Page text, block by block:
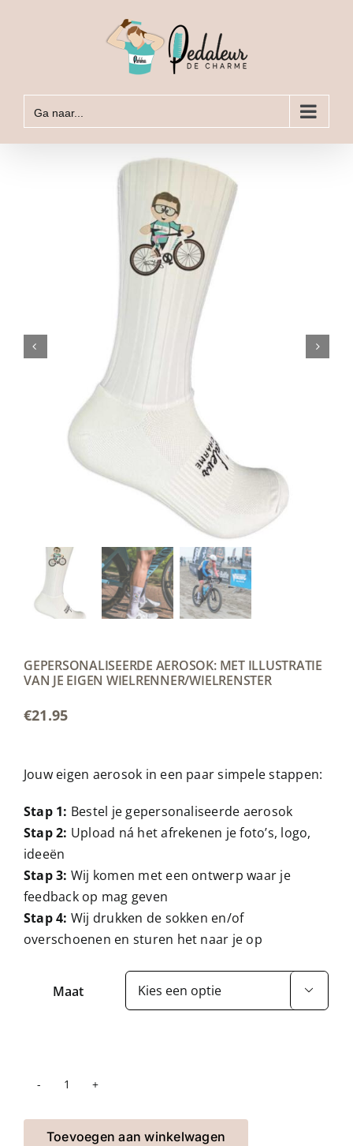
Ga naar...
GEPERSONALISEERDE AEROSOK: MET ILLUSTRATIE
VAN JE EIGEN WIELRENNER/WIELRENSTER
€21.95
Jouw eigen aerosok in een paar simpele stappen:
Stap 1: Bestel je gepersonaliseerde aerosok
Stap 2: Upload ná het afrekenen je foto’s, logo,
ideeën
Stap 3: Wij komen met een ontwerp waar je
feedback op mag geven
Stap 4: Wij drukken de sokken en/of
overschoenen en sturen het naar je op
Maat 
Gepersonaliseerde
met
Toevoegen aan winkelwagen